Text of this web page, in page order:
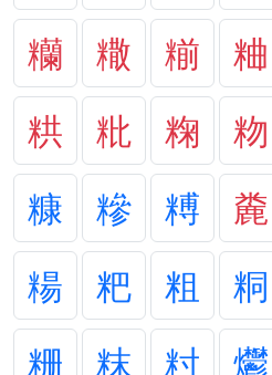
糷
糤 糋 粬
粠
粃 粷 粅
糠
糝 糐 麊
糃
粑 粗 粡
粣
粖 籿 爩